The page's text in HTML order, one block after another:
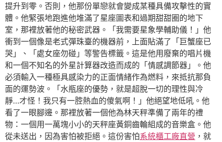
提升到零。否則，他那份單戀就會變成某種具備攻擊性的實
體。他緊張地跑進他堆滿了星座圖表和過期甜甜圈的地下
室，那裡放著他的秘密武器。「我需要星象學輔助儀！」他
衝到一個像是老式彈珠臺的機器前，上面貼滿了「巨蟹座已
哭」、「處女座勿碰」等警告標籤。這是他用廢棄的唱片機
和一個不知名的外星計算器改造而成的「情感調節器」。他
必須輸入一種極具感染力的正面情緒作為燃料，來抵抗那負
面的運勢波。「水瓶座的優勢，就是超脫一切的理性與冷
靜…才怪！我只有一腔熱血的傻氣啊！」他絕望地低吼。他
看了一眼腳邊。那裡放著一個他為林天秤準備了兩年的禮
物：一個用一萬塊小小的天秤座黃銅齒輪組成的音樂盒。他
從未送出，因為害怕被拒絕。這份害怕系統櫃工廠直營 ，就